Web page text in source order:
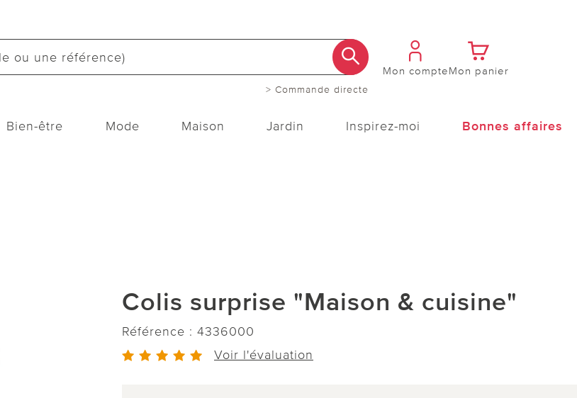
> Commande directe
Mon compteMon panier
Bien-être Mode Maison Jardin Inspirez-moi Bonnes affaires
Colis surprise "Maison & cuisine"
Référence : 4336000
Voir l'évaluation